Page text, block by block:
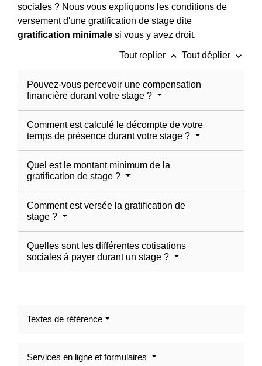
sociales ? Nous vous expliquons les conditions de
versement d'une gratification de stage dite
gratification minimale si vous y avez droit.
Tout replier keyboard_arrow_up Tout déplier keyboard_arrow_down
Pouvez-vous percevoir une compensation
financière durant votre stage ?
Comment est calculé le décompte de votre
temps de présence durant votre stage ?
Quel est le montant minimum de la
gratification de stage ?
Comment est versée la gratification de
stage ?
Quelles sont les différentes cotisations
sociales à payer durant un stage ?
Textes de référence
Services en ligne et formulaires